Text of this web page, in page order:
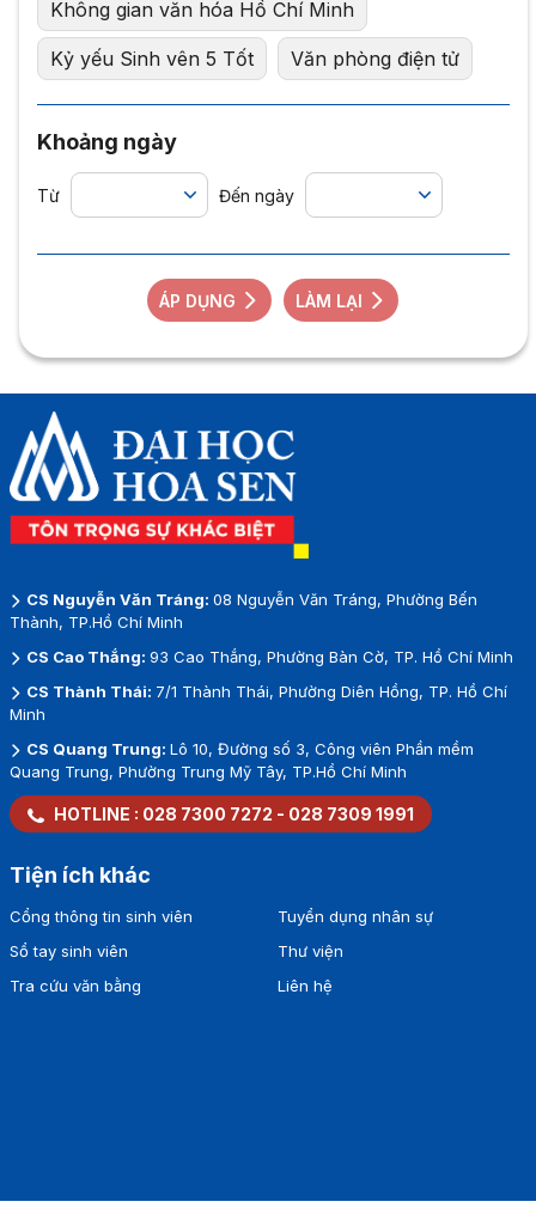
Không gian văn hóa Hồ Chí Minh
Kỷ yếu Sinh vên 5 Tốt Văn phòng điện tử
Khoảng ngày
Từ Đến ngày
ÁP DỤNG LÀM LẠI
CS Nguyễn Văn Tráng: 08 Nguyễn Văn Tráng, Phường Bến
Thành, TP.Hồ Chí Minh
CS Cao Thắng: 93 Cao Thắng, Phường Bàn Cờ, TP. Hồ Chí Minh
CS Thành Thái: 7/1 Thành Thái, Phường Diên Hồng, TP. Hồ Chí
Minh
CS Quang Trung: Lô 10, Đường số 3, Công viên Phần mềm
Quang Trung, Phường Trung Mỹ Tây, TP.Hồ Chí Minh
HOTLINE : 028 7300 7272 - 028 7309 1991
Tiện ích khác
Cổng thông tin sinh viên
Sổ tay sinh viên
Tra cứu văn bằng
Tuyển dụng nhân sự
Thư viện
Liên hệ